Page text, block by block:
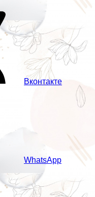
Вконтакте
WhatsApp